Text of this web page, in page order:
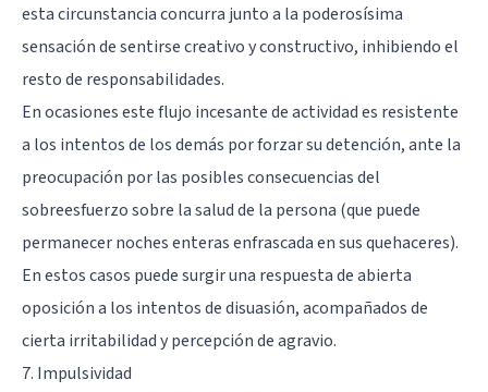
esta circunstancia concurra junto a la poderosísima
sensación de sentirse creativo y constructivo, inhibiendo el
resto de responsabilidades.
En ocasiones este flujo incesante de actividad es resistente
a los intentos de los demás por forzar su detención, ante la
preocupación por las posibles consecuencias del
sobreesfuerzo sobre la salud de la persona (que puede
permanecer noches enteras enfrascada en sus quehaceres).
En estos casos puede surgir una respuesta de abierta
oposición a los intentos de disuasión, acompañados de
cierta irritabilidad y percepción de agravio.
7. Impulsividad